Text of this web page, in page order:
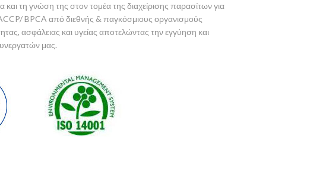
και τη γνώση της στον τομέα της διαχείρισης παρασίτων για
BPCA από διεθνής & παγκόσμιους οργανισμούς
ασφάλειας και υγείας αποτελώντας την εγγύηση και
μας.